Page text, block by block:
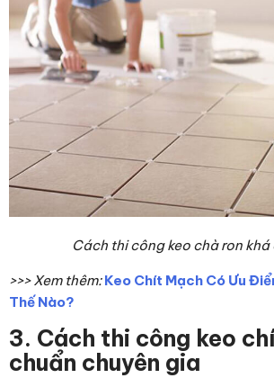
Cách thi công keo chà ron
>>> Xem thêm:Keo Chít Mạch Có Ưu
Thế Nào?
3. Cách thi công keo
chuẩn chuyên gia